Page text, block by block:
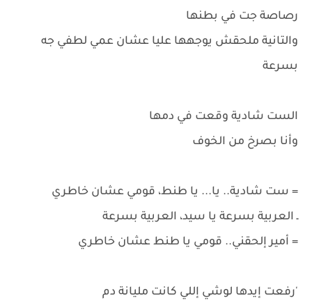
رصاصة جت في بطنها
والتانية ملحقش يوجهها عليا عشان عمي لطفي جه
بسرعة
الست شادية وقعت في دمها
وأنا بصرخ من الخوف
= ست شادية.. يا... يا طنط، قومي عشان خاطري
ـ العربية بسرعة يا سيد، العربية بسرعة
= أمير إلحقني.. قومي يا طنط عشان خاطري
'رفعت إيدها لوشي إللي كانت مليانة دم